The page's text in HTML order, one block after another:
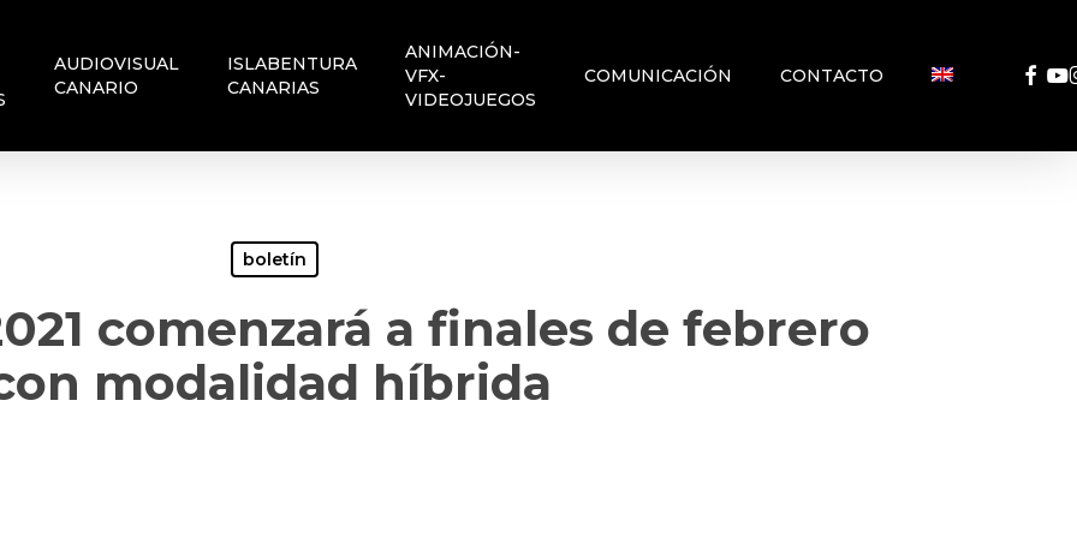
AUDIOVISUAL
CANARIO
ISLABENTURA
CANARIAS
ANIMACIÓN-
VFX-
VIDEOJUEGOS
COMUNICACIÓN CONTACTO
boletín
comenzará a finales de febrero
modalidad híbrida